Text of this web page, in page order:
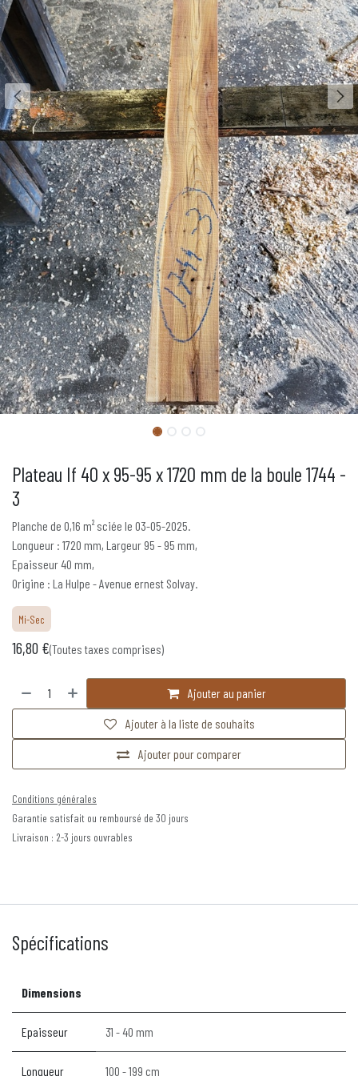
Plateau If 40 x 95-95 x 1720 mm de la boule 1744 -
3
Planche de 0,16 m² sciée le 03-05-2025.
Longueur : 1720 mm, Largeur 95 - 95 mm,
Epaisseur 40 mm,
Origine : La Hulpe - Avenue ernest Solvay.
Mi-Sec
16,80 €(Toutes taxes comprises)
Ajouter au panier
Ajouter pour comparer
Ajouter à la liste de souhaits
Conditions générales
Garantie satisfait ou remboursé de 30 jours
Livraison : 2-3 jours ouvrables
Spécifications
Dimensions
Epaisseur 31 - 40 mm
Longueur 100 - 199 cm